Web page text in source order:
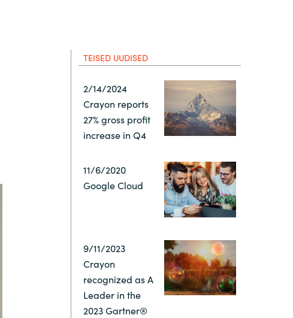
Oman
Serbia
Switzerland
United States
TEISED UUDISED
2/14/2024
Crayon reports
27% gross profit
increase in Q4
11/6/2020
Google Cloud
9/11/2023
Crayon
recognized as A
Leader in the
2023 Gartner®